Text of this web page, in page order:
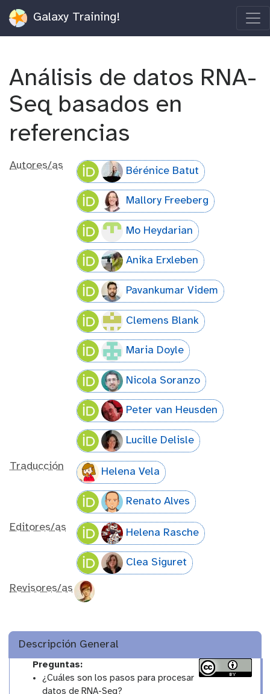
Galaxy Training!
Análisis de datos RNA-
Seq basados en
referencias
Autores/as Bérénice Batut
Mallory Freeberg
Mo Heydarian
Anika Erxleben
Pavankumar Videm
Clemens Blank
Maria Doyle
Nicola Soranzo
Peter van Heusden
Lucille Delisle
Traducción Helena Vela
Renato Alves
Editores/as Helena Rasche
Clea Siguret
Revisores/as
Descripción General
Preguntas:
¿Cuáles son los pasos para procesar
datos de RNA-Seq?